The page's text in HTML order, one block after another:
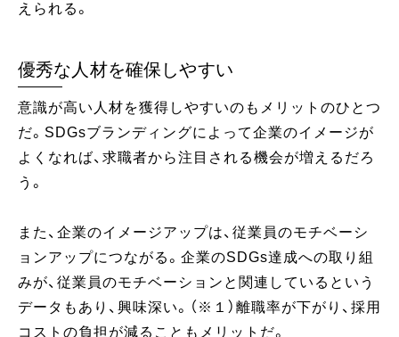
えられる。
優秀な人材を確保しやすい
意識が高い人材を獲得しやすいのもメリットのひとつ
だ。SDGsブランディングによって企業のイメージが
よくなれば、求職者から注目される機会が増えるだろ
う。
また、企業のイメージアップは、従業員のモチベーシ
ョンアップにつながる。企業のSDGs達成への取り組
みが、従業員のモチベーションと関連しているという
データもあり、興味深い。（※１）離職率が下がり、採用
コストの負担が減ることもメリットだ。